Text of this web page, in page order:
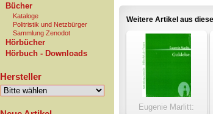
Bücher
Kataloge
Politristik und Netzbürger
Sammlung Zenodot
Hörbücher
Hörbuch - Downloads
Hersteller
Weitere Artikel aus
Eugenie Marlitt: